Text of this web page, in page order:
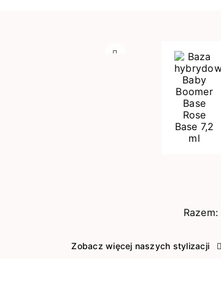
Razem:
Zobacz więcej naszych stylizacji